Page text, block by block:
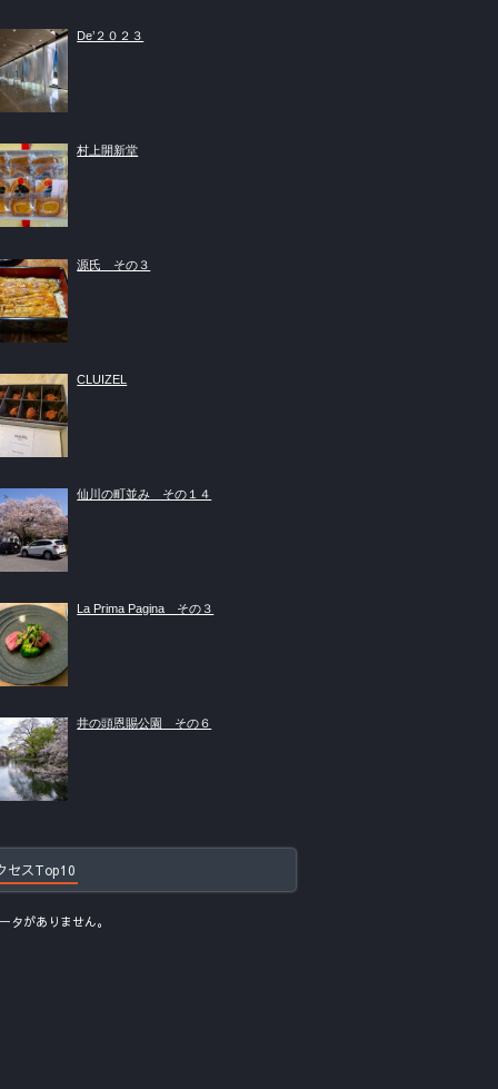
De’２０２３
村上開新堂
源氏 その３
CLUIZEL
仙川の町並み その１４
La Prima Pagina その３
井の頭恩賜公園 その６
セスTop10
タがありません。